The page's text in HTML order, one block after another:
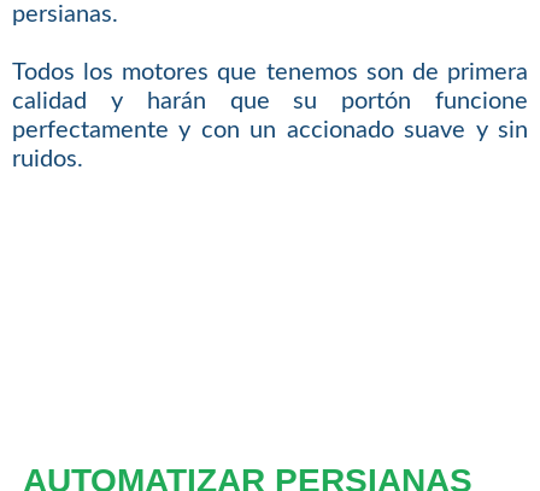
persianas.
Todos los motores que tenemos son de primera
calidad y harán que su portón funcione
perfectamente y con un accionado suave y sin
ruidos.
AUTOMATIZAR PERSIANAS